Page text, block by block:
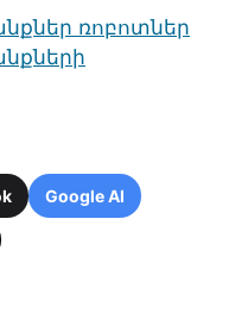
ռոբոտներ
Google AI